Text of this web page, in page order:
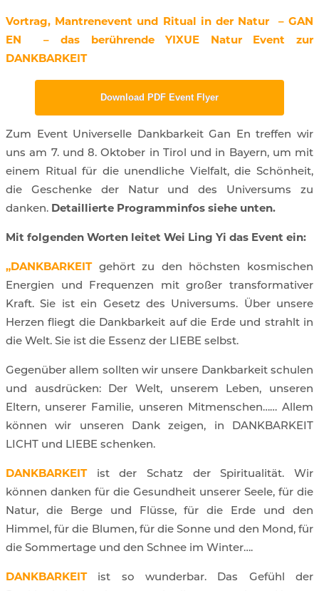
Vortrag, Mantrenevent und Ritual in der Natur – GAN
EN – das berührende YIXUE Natur Event zur
DANKBARKEIT
Download PDF Event Flyer
Zum Event Universelle Dankbarkeit Gan En treffen wir
uns am 7. und 8. Oktober in Tirol und in Bayern, um mit
einem Ritual für die unendliche Vielfalt, die Schönheit,
die Geschenke der Natur und des Universums zu
danken. Detaillierte Programminfos siehe unten.
Mit folgenden Worten leitet Wei Ling Yi das Event ein:
„DANKBARKEIT
gehört zu den höchsten kosmischen
Energien und Frequenzen mit großer transformativer
Kraft. Sie ist ein Gesetz des Universums. Über unsere
Herzen fliegt die Dankbarkeit auf die Erde und strahlt in
die Welt. Sie ist die Essenz der LIEBE selbst.
Gegenüber allem sollten wir unsere Dankbarkeit schulen
und ausdrücken: Der Welt, unserem Leben, unseren
Eltern, unserer Familie, unseren Mitmenschen…… Allem
können wir unseren Dank zeigen, in DANKBARKEIT
LICHT und LIEBE schenken.
DANKBARKEIT
ist der Schatz der Spiritualität. Wir
können danken für die Gesundheit unserer Seele, für die
Natur, die Berge und Flüsse, für die Erde und den
Himmel, für die Blumen, für die Sonne und den Mond, für
die Sommertage und den Schnee im Winter….
DANKBARKEIT
ist so wunderbar. Das Gefühl der